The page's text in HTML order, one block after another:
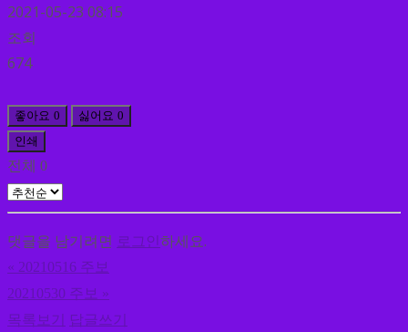
2021-05-23 08:15
조회
674
좋아요 0 싫어요 0
인쇄
전체 0
댓글을 남기려면 로그인하세요.
« 20210516 주보
20210530 주보 »
목록보기 답글쓰기